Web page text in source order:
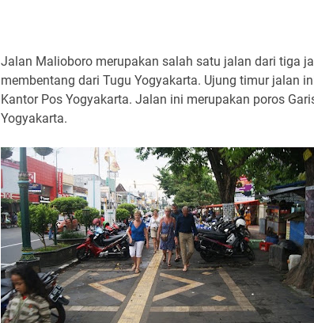
Jalan Malioboro merupakan salah satu jalan dari tiga
membentang dari Tugu Yogyakarta. Ujung timur jalan
Kantor Pos Yogyakarta. Jalan ini merupakan poros
Yogyakarta.